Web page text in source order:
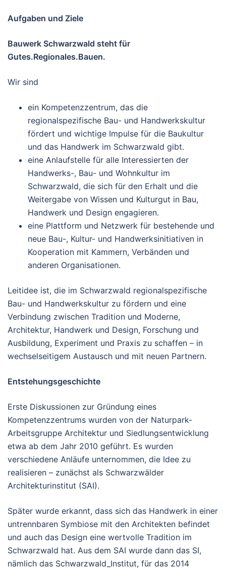
Aufgaben und Ziele
Bauwerk Schwarzwald steht für
Gutes.Regionales.Bauen.
Wir sind
ein Kompetenzzentrum, das die
regionalspezifische Bau- und Handwerkskultur
fördert und wichtige Impulse für die Baukultur
und das Handwerk im Schwarzwald gibt.
eine Anlaufstelle für alle Interessierten der
Handwerks-, Bau- und Wohnkultur im
Schwarzwald, die sich für den Erhalt und die
Weitergabe von Wissen und Kulturgut in Bau,
Handwerk und Design engagieren.
eine Plattform und Netzwerk für bestehende und
neue Bau-, Kultur- und Handwerksinitiativen in
Kooperation mit Kammern, Verbänden und
anderen Organisationen.
Leitidee ist, die im Schwarzwald regionalspezifische
Bau- und Handwerkskultur zu fördern und eine
Verbindung zwischen Tradition und Moderne,
Architektur, Handwerk und Design, Forschung und
Ausbildung, Experiment und Praxis zu schaffen – in
wechselseitigem Austausch und mit neuen Partnern.
Entstehungsgeschichte
Erste Diskussionen zur Gründung eines
Kompetenzzentrums wurden von der Naturpark-
Arbeitsgruppe Architektur und Siedlungsentwicklung
etwa ab dem Jahr 2010 geführt. Es wurden
verschiedene Anläufe unternommen, die Idee zu
realisieren – zunächst als Schwarzwälder
Architekturinstitut (SAI).
Später wurde erkannt, dass sich das Handwerk in einer
untrennbaren Symbiose mit den Architekten befindet
und auch das Design eine wertvolle Tradition im
Schwarzwald hat. Aus dem SAI wurde dann das SI,
nämlich das Schwarzwald_Institut, für das 2014